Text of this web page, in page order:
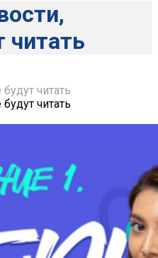
читать
читать
читать